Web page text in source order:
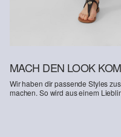
MACH DEN LOOK
Wir haben dir passende Styles
machen. So wird aus einem